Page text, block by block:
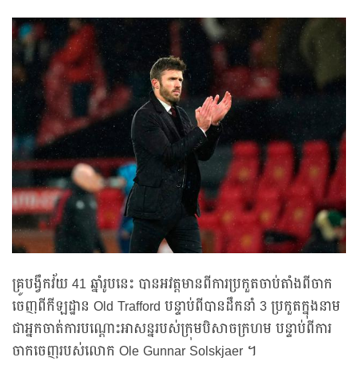
គ្រូបង្វឹកវ័យ 41 ឆ្នាំរូបនេះ បានអវត្តមានពីការប្រកួតចាប់តាំងពីចាក
ចេញពីកីឡដ្ឋាន Old Trafford បន្ទាប់ពីបានដឹកនាំ 3 ប្រកួតក្នុងនាម
ជាអ្នកចាត់ការបណ្តោះអាសន្នរបស់ក្រុមបិសាចក្រហម បន្ទាប់ពីការ
ចាកចេញរបស់លោក Ole Gunnar Solskjaer ។